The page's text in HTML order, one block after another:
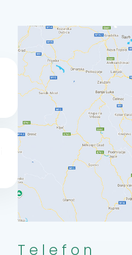
Telefon